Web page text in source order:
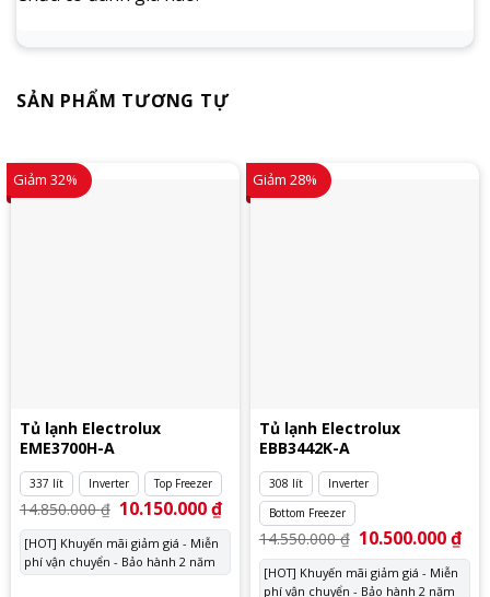
SẢN PHẨM TƯƠNG TỰ
Giảm 32%
Tủ lạnh Electrolux
EME3700H-A
337 lít Inverter Top Freezer
14.850.000₫ Giá
gốc
là:
14.850.000 ₫.
10.150.000₫Giá
tại
10.150.000 ₫.
[HOT] Khuyến mãi giảm giá - Miễn
phí vận chuyển - Bảo hành 2 năm
Giảm 28%
Tủ lạnh Electrolux
EBB3442K-A
308 lít
Inverter
Bottom Freezer
14.550.000₫ Giá
gốc
là:
14.550.000 ₫.
10.500.000₫Giá
tại
[HOT] Khuyến mãi giảm giá - Miễn
phí vận chuyển - Bảo hành 2 năm